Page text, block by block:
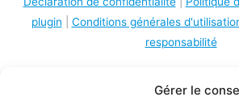
Gérer le
plugin
Conditions générales
responsabilité